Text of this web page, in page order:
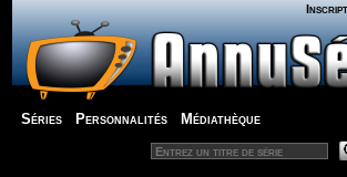
Séries Personnalités Médiathèque